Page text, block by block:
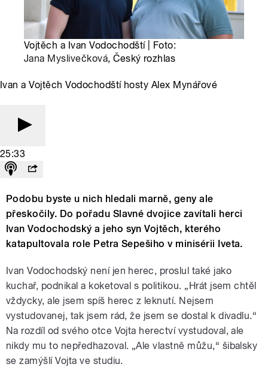
Vojtěch a Ivan Vodochodští | Foto:
Jana Myslivečková, Český rozhlas
Ivan a Vojtěch Vodochodští hosty Alex Mynářové
25:33
Podobu byste u nich hledali marně, geny ale
přeskočily. Do pořadu Slavné dvojice zavítali herci
Ivan Vodochodský a jeho syn Vojtěch, kterého
katapultovala role Petra Sepešiho v minisérii Iveta.
Ivan Vodochodský není jen herec, proslul také jako
kuchař, podnikal a koketoval s politikou. „Hrát jsem chtěl
vždycky, ale jsem spíš herec z leknutí. Nejsem
vystudovanej, tak jsem rád, že jsem se dostal k divadlu.“
Na rozdíl od svého otce Vojta herectví vystudoval, ale
nikdy mu to nepředhazoval. „Ale vlastně můžu,“ šibalsky
se zamýšlí Vojta ve studiu.